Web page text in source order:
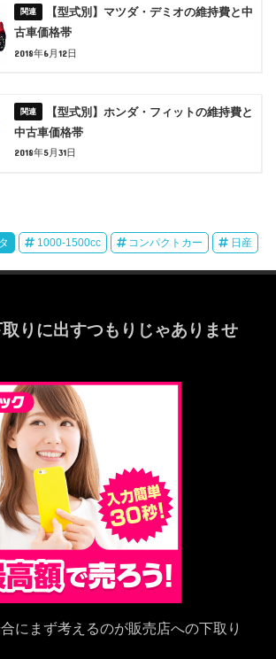
【型式別】マツダ・デミオの維持費と中
古車価格帯
2018年6月12日
【型式別】ホンダ・フィットの維持費と
中古車価格帯
2018年5月31日
1000-1500cc コンパクトカー 日産
りに出すつもりじゃありませ
にまず考えるのが販売店への下取り